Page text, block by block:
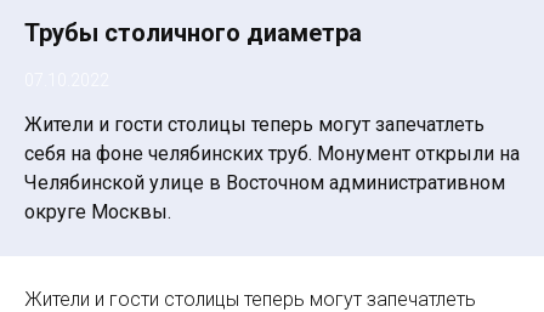
Трубы столичного диаметра
Жители и гости столицы теперь могут запечатлеть
себя на фоне челябинских труб. Монумент открыли на
Челябинской улице в Восточном административном
округе Москвы.
Жители и гости столицы теперь могут запечатлеть